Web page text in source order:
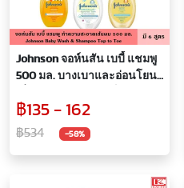
Johnson จอห์นสัน เบบี้ แชมพู
500 มล. บางเบาและอ่อนโยน
แชมพูเด็ก สระผม ยาสระผม
ครีมนวดผม
฿135 - 162
฿534 -58%